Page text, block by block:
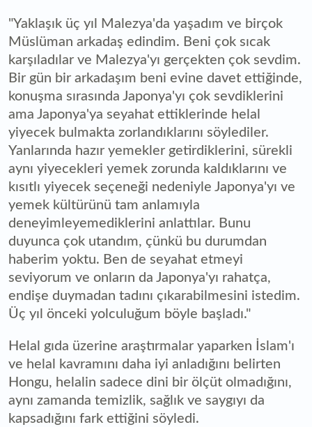
"Yaklaşık üç yıl Malezya'da yaşadım ve birçok
Müslüman arkadaş edindim. Beni çok sıcak
karşıladılar ve Malezya'yı gerçekten çok sevdim.
Bir gün bir arkadaşım beni evine davet ettiğinde,
konuşma sırasında Japonya'yı çok sevdiklerini
ama Japonya'ya seyahat ettiklerinde helal
yiyecek bulmakta zorlandıklarını söylediler.
Yanlarında hazır yemekler getirdiklerini, sürekli
aynı yiyecekleri yemek zorunda kaldıklarını ve
kısıtlı yiyecek seçeneği nedeniyle Japonya'yı ve
yemek kültürünü tam anlamıyla
deneyimleyemediklerini anlattılar. Bunu
duyunca çok utandım, çünkü bu durumdan
haberim yoktu. Ben de seyahat etmeyi
seviyorum ve onların da Japonya'yı rahatça,
endişe duymadan tadını çıkarabilmesini istedim.
Üç yıl önceki yolculuğum böyle başladı."
Helal gıda üzerine araştırmalar yaparken İslam'ı
ve helal kavramını daha iyi anladığını belirten
Hongu, helalin sadece dini bir ölçüt olmadığını,
aynı zamanda temizlik, sağlık ve saygıyı da
kapsadığını fark ettiğini söyledi.